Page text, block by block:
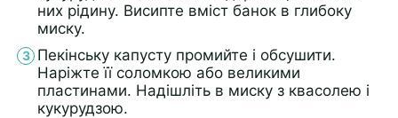
них рідину. Висипте вміст банок в глибоку
миску.
Пекінську капусту промийте і обсушити.
Наріжте її соломкою або великими
пластинами. Надішліть в миску з квасолею і
кукурудзою.